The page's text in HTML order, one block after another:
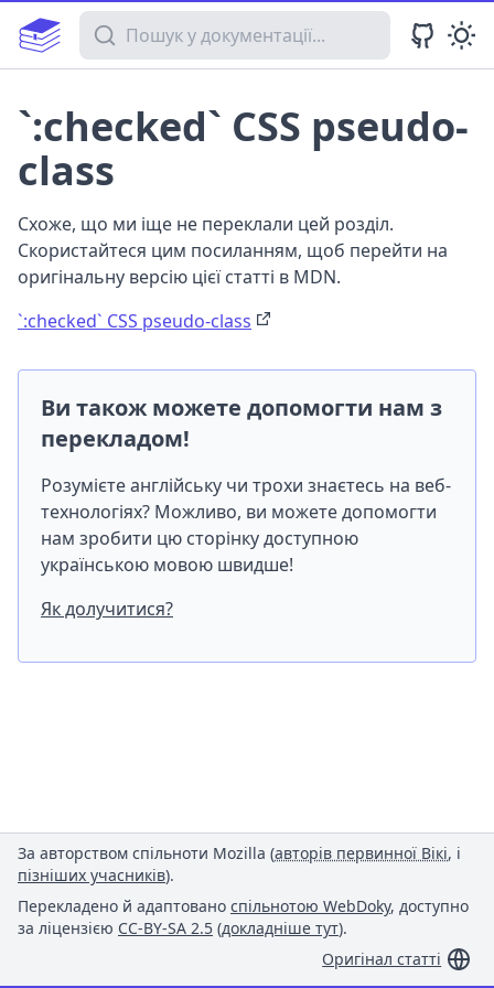
Пошук у документації
`:checked` CSS pseudo-
class
Схоже, що ми іще не переклали цей розділ.
Скористайтеся цим посиланням, щоб перейти на
оригінальну версію цієї статті в MDN.
`:checked` CSS pseudo-class
Ви також можете допомогти нам з
перекладом!
Розумієте англійську чи трохи знаєтесь на веб-
технологіях? Можливо, ви можете допомогти
нам зробити цю сторінку доступною
українською мовою швидше!
Як долучитися?
За авторством спільноти Mozilla (авторів первинної Вікі, і
пізніших учасників).
Перекладено й адаптовано спільнотою WebDoky, доступно
за ліцензією CC-BY-SA 2.5 (докладніше тут).
Оригінал статті